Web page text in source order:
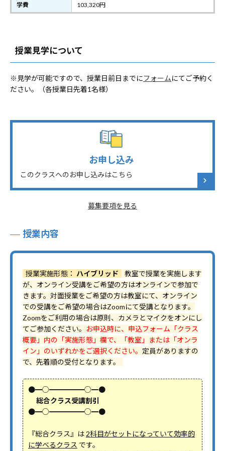
学費
103,320円
授業見学について
※見学が可能ですので、授業日前日までにフォームにてご予約く
ださい。（各授業日先着1名様）
お申し込み
このクラスへのお申し込みはこちら
募集要項を見る
授業内容
授業実施形態： ハイブリッド
教室で授業を実施します
が、オンライン受講をご希望の方はオンラインで参加で
きます。対面授業をご希望の方は教室にて、オンライン
での受講をご希望の場合はZoomにて受講となります。
Zoomをご利用の場合は原則、カメラとマイクをオンにし
てご参加ください。
お申込時に、申込フォーム「クラス
概要」内の「実施形態」欄で、「教室」または「オンラ
イン」のいずれかをご選択ください。 定員がありますの
で、先着順の受付となります。
●━○━━━━━○━●
総合クラス受講割引
●━○━━━━━○━●
『総合クラス』は 2科目がセットになっていて効率的
に学べるクラス です。